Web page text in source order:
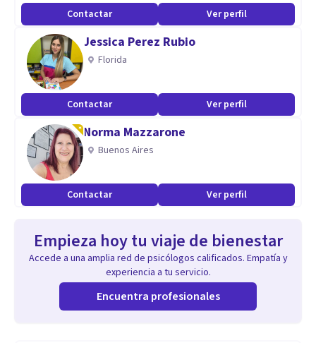
Contactar Ver perfil
Jessica Perez Rubio
Florida
Contactar Ver perfil
Norma Mazzarone
Buenos Aires
Contactar Ver perfil
Empieza hoy tu viaje de bienestar
Accede a una amplia red de psicólogos calificados. Empatía y
experiencia a tu servicio.
Encuentra profesionales